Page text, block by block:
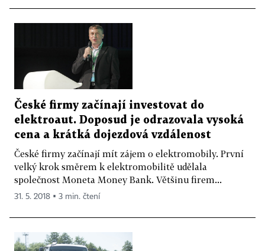
České firmy začínají investovat do
elektroaut. Doposud je odrazovala vysoká
cena a krátká dojezdová vzdálenost
České firmy začínají mít zájem o elektromobily. První
velký krok směrem k elektromobilitě udělala
společnost Moneta Money Bank. Většinu firem...
31. 5. 2018 ▪ 3 min. čtení